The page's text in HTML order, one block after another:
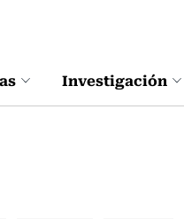
Investigación